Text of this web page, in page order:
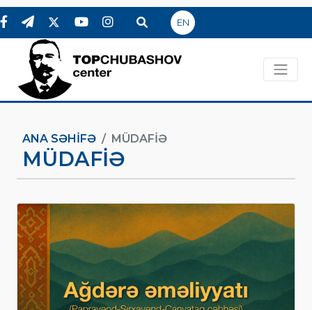
EN
ANA SƏHIFƏ MÜDAFIƏ
MÜDAFIƏ